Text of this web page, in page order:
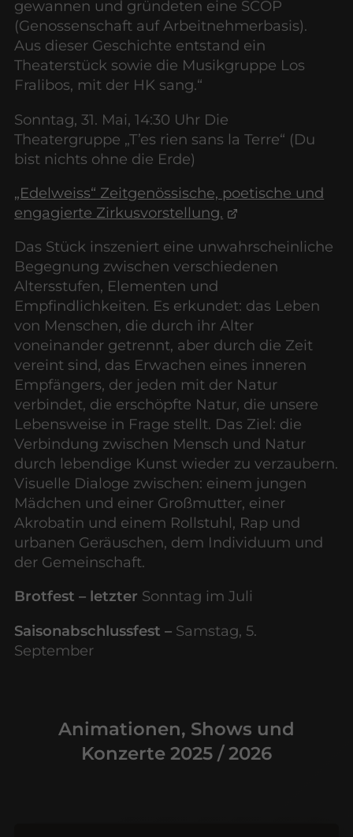
gewannen und gründeten eine SCOP
(Genossenschaft auf Arbeitnehmerbasis).
Aus dieser Geschichte entstand ein
Theaterstück sowie die Musikgruppe Los
Fralibos, mit der HK sang.“
Sonntag, 31. Mai, 14:30 Uhr Die
Theatergruppe „T’es rien sans la Terre“ (Du
bist nichts ohne die Erde)
„Edelweiss“ Zeitgenössische, poetische und
engagierte Zirkusvorstellung.
Das Stück inszeniert eine unwahrscheinliche
Begegnung zwischen verschiedenen
Altersstufen, Elementen und
Empfindlichkeiten. Es erkundet: das Leben
von Menschen, die durch ihr Alter
voneinander getrennt, aber durch die Zeit
vereint sind, das Erwachen eines inneren
Empfängers, der jeden mit der Natur
verbindet, die erschöpfte Natur, die unsere
Lebensweise in Frage stellt. Das Ziel: die
Verbindung zwischen Mensch und Natur
durch lebendige Kunst wieder zu verzaubern.
Visuelle Dialoge zwischen: einem jungen
Mädchen und einer Großmutter, einer
Akrobatin und einem Rollstuhl, Rap und
urbanen Geräuschen, dem Individuum und
der Gemeinschaft.
Brotfest – letzter Sonntag im Juli
Saisonabschlussfest – Samstag, 5.
September
Animationen, Shows und
Konzerte 2025 / 2026